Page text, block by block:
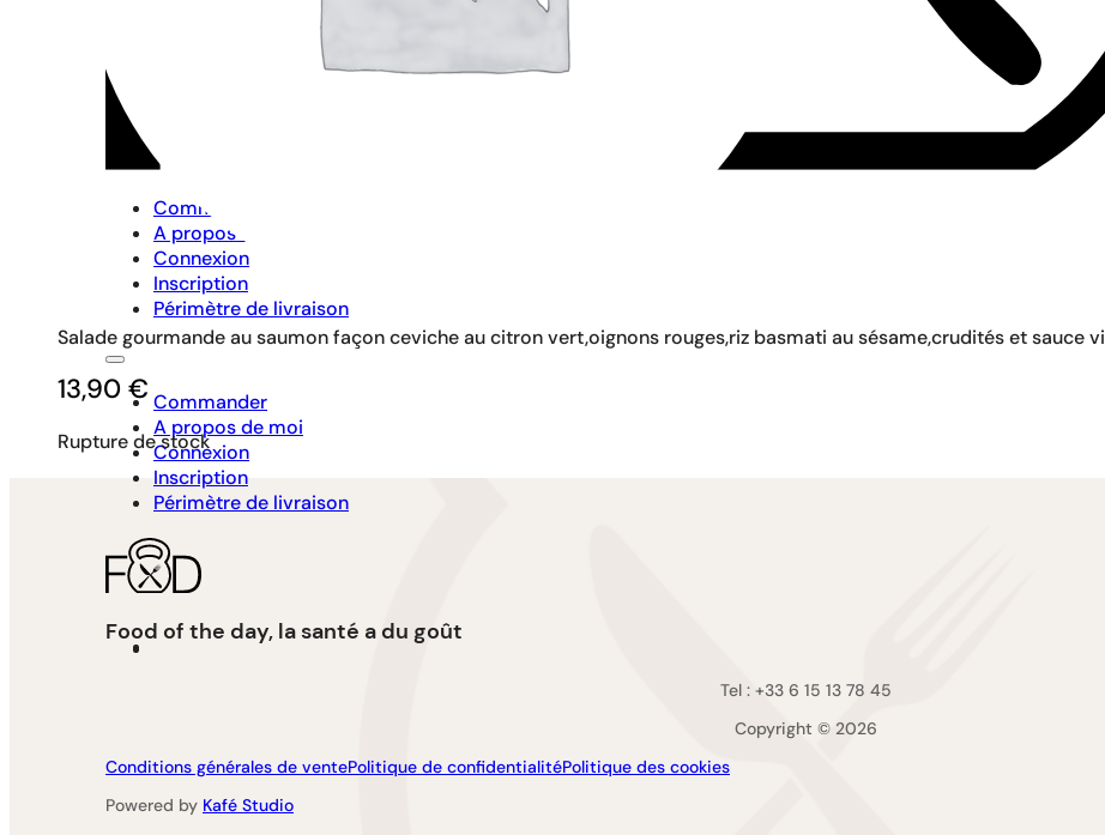
Commander
A propos de moi
Connexion
Inscription
Périmètre de livraison
Commander
A propos de moi
Connexion
Inscription
Périmètre de livraison
Salade gourmande au saumon façon ceviche au citron vert,oignons rouges,riz basmati au sésame,crudités et sauce
13,90 €
Rupture de stock
Food of the day, la santé a du goût
Tel : +33 6 15 13 78 45
Copyright © 2026
Conditions générales de ventePolitique de confidentialitéPolitique des cookies
Powered by Kafé Studio